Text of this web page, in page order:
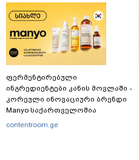
ფერმენტირებული
ინგრედიენტები კანის მოვლაში -
კორეული ინოვაციური ბრენდი
Manyo საქართველოშია
contentroom.ge